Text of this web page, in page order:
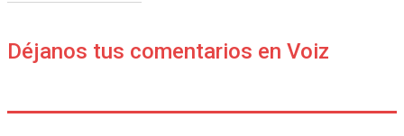
Déjanos tus comentarios en Voiz